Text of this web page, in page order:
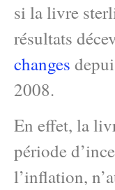
si la livre
résultats
changes
2008.
En effet, la
période
l’inflation,